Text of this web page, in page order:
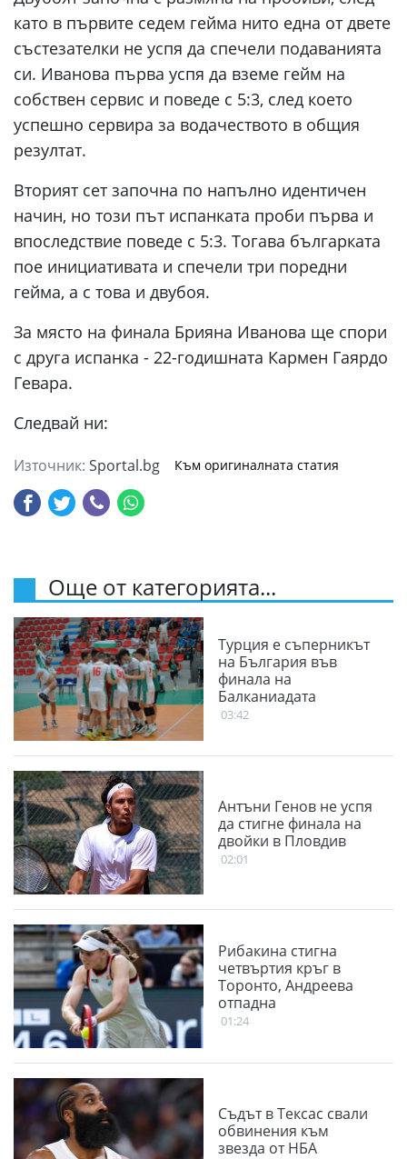
като в първите седем гейма нито една от двете
състезателки не успя да спечели подаванията
си. Иванова първа успя да вземе гейм на
собствен сервис и поведе с 5:3, след което
успешно сервира за водачеството в общия
резултат.
Вторият сет започна по напълно идентичен
начин, но този път испанката проби първа и
впоследствие поведе с 5:3. Тогава българката
пое инициативата и спечели три поредни
гейма, а с това и двубоя.
За място на финала Брияна Иванова ще спори
с друга испанка - 22-годишната Кармен Гаярдо
Гевара.
Следвай ни:
Източник: Sportal.bg Към оригиналната статия
Още от категорията...
Турция е съперникът
на България във
финала на
Балканиадата
03:42
Антъни Генов не успя
да стигне финала на
двойки в Пловдив
02:01
Рибакина стигна
четвъртия кръг в
Торонто, Андреева
отпадна
01:24
Съдът в Тексас свали
обвинения към
звезда от НБА